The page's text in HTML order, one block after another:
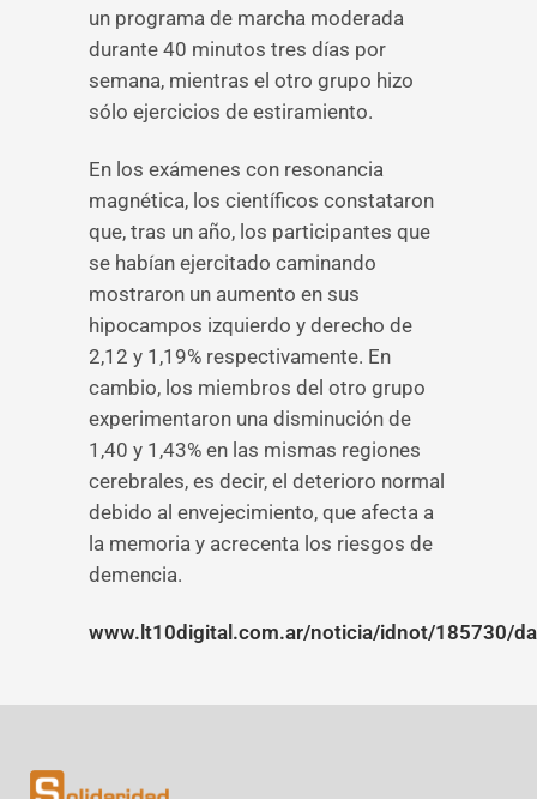
un programa de marcha moderada
durante 40 minutos tres días por
semana, mientras el otro grupo hizo
sólo ejercicios de estiramiento.
En los exámenes con resonancia
magnética, los científicos constataron
que, tras un año, los participantes que
se habían ejercitado caminando
mostraron un aumento en sus
hipocampos izquierdo y derecho de
2,12 y 1,19% respectivamente. En
cambio, los miembros del otro grupo
experimentaron una disminución de
1,40 y 1,43% en las mismas regiones
cerebrales, es decir, el deterioro normal
debido al envejecimiento, que afecta a
la memoria y acrecenta los riesgos de
demencia.
www.lt10digital.com.ar/noticia/idnot/185730/